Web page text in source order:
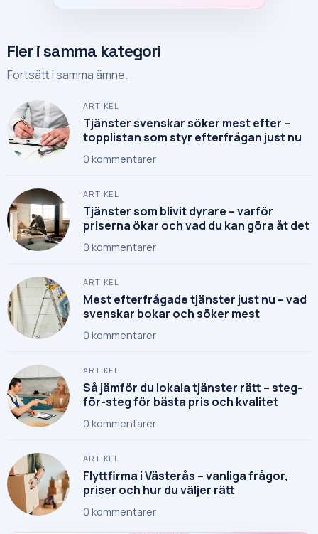
Fler i samma kategori
Fortsätt i samma ämne.
ARTIKEL
Tjänster svenskar söker mest efter –
topplistan som styr efterfrågan just nu
0 kommentarer
ARTIKEL
Tjänster som blivit dyrare – varför
priserna ökar och vad du kan göra åt det
0 kommentarer
ARTIKEL
Mest efterfrågade tjänster just nu – vad
svenskar bokar och söker mest
0 kommentarer
ARTIKEL
Så jämför du lokala tjänster rätt – steg-
för-steg för bästa pris och kvalitet
0 kommentarer
ARTIKEL
Flyttfirma i Västerås – vanliga frågor,
priser och hur du väljer rätt
0 kommentarer